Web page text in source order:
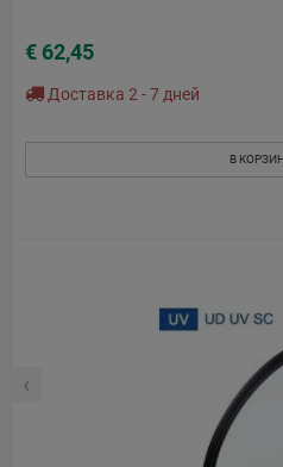
‹
€ 62,45
Доставка 2 - 7 дней
В